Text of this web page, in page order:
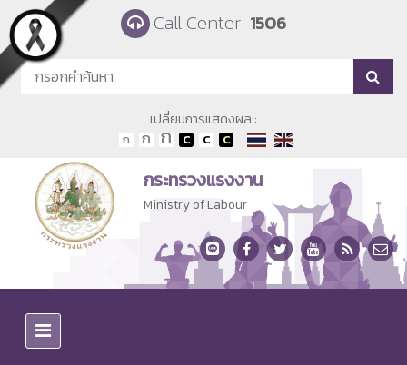
Skip to main content Call Center 1506
เปลี่ยนการแสดงผล :
กระทรวงแรงงาน
Ministry of Labour